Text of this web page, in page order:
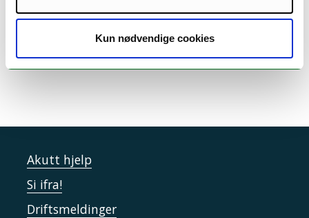
Kun nødvendige cookies
Akutt hjelp
Si ifra!
Driftsmeldinger